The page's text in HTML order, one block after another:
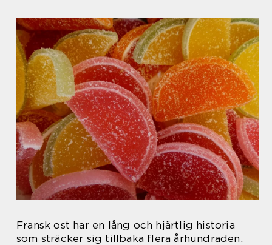
Fransk ost har en lång och hjärtlig historia
som sträcker sig tillbaka flera århundraden.